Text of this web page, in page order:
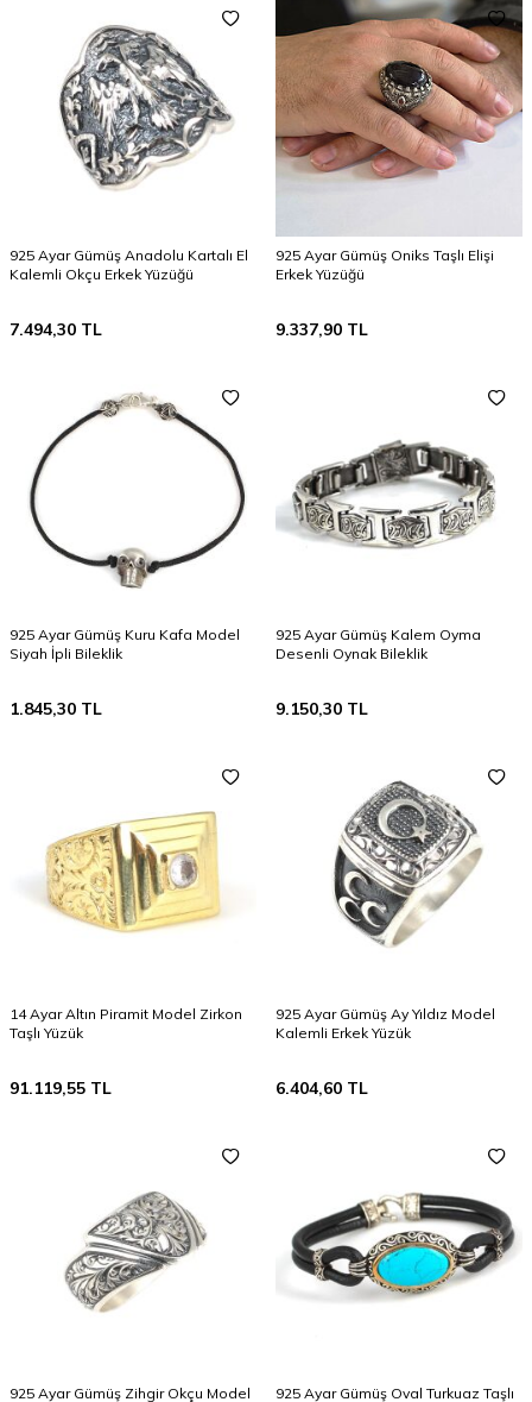
925 Ayar Gümüş Anadolu Kartalı El
Kalemli Okçu Erkek Yüzüğü
7.494,30 TL
925 Ayar Gümüş Oniks Taşlı Elişi
Erkek Yüzüğü
9.337,90 TL
925 Ayar Gümüş Kuru Kafa Model
Siyah İpli Bileklik
1.845,30 TL
925 Ayar Gümüş Kalem Oyma
Desenli Oynak Bileklik
9.150,30 TL
14 Ayar Altın Piramit Model Zirkon
Taşlı Yüzük
91.119,55 TL
925 Ayar Gümüş Ay Yıldız Model
Kalemli Erkek Yüzük
6.404,60 TL
925 Ayar Gümüş Zihgir Okçu Model 925 Ayar Gümüş Oval Turkuaz Taşlı